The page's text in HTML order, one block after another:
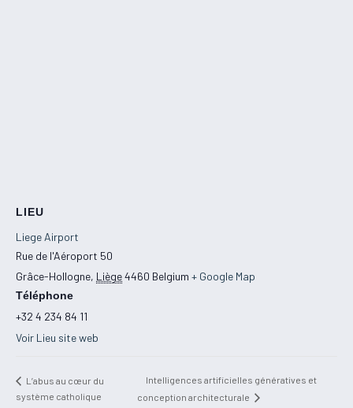
LIEU
Liege Airport
Rue de l'Aéroport 50
Grâce-Hollogne, Liège4460 Belgium + Google Map
Téléphone
+32 4 234 84 11
Voir Lieu site web
L’abus au cœur du
système catholique
Intelligences artificielles génératives et
conception architecturale